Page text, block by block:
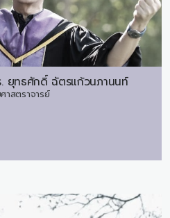
ยุทธศักดิ์ ฉัตรแก้วนภานนท์
าสตราจารย์